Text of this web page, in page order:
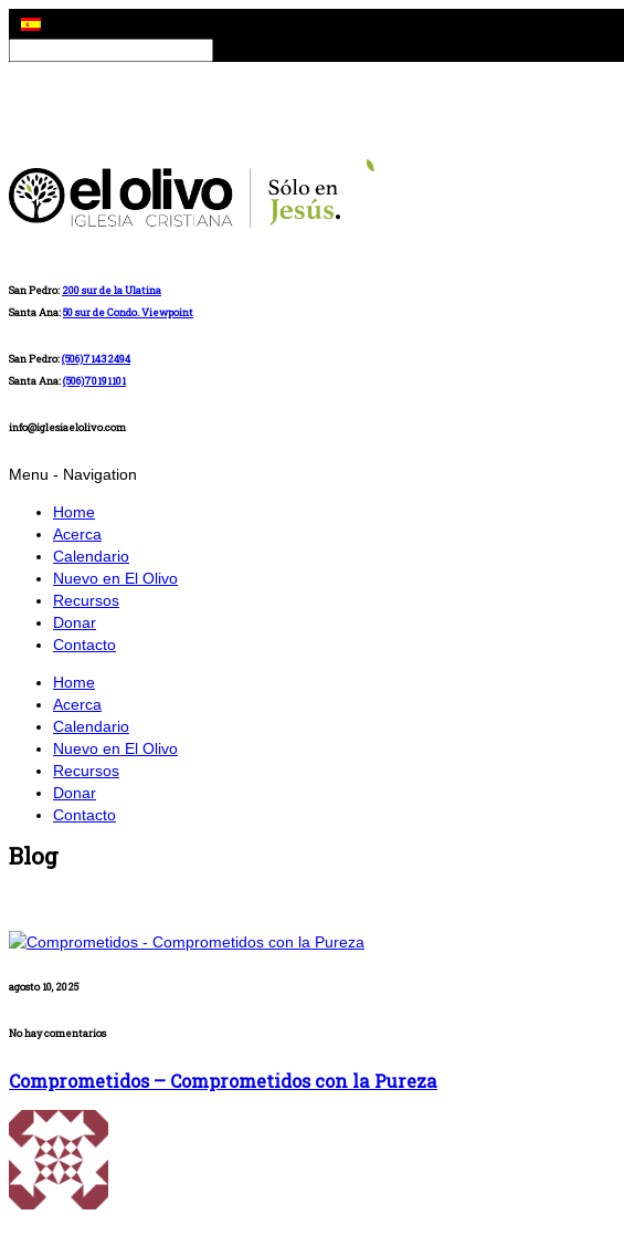
San Pedro: 200 sur de la Ulatina
Santa Ana:50 sur de Condo. Viewpoint
San Pedro:(506)71432494
Santa Ana:(506)70191101
info@iglesiaelolivo.com
Menu - Navigation
Home
Acerca
Calendario
Nuevo en El Olivo
Recursos
Donar
Contacto
Home
Acerca
Calendario
Nuevo en El Olivo
Recursos
Donar
Contacto
Blog
agosto 10, 2025
No hay comentarios
Comprometidos – Comprometidos con la Pureza